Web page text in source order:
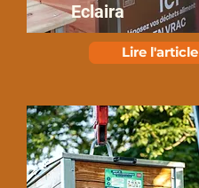
Eclaira
Lire l'article